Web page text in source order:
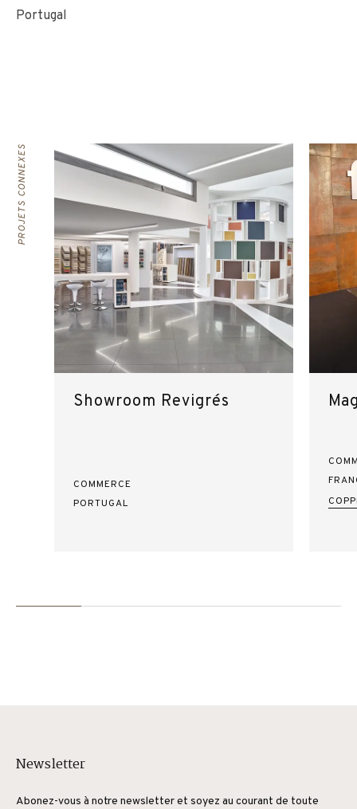
Portugal
PROJETS CONNEXES
Showroom Revigrés
COMMERCE
PORTUGAL
Newsletter
Abonez-vous à notre newsletter et soyez au courant de toute